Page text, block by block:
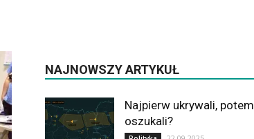
NAJNOWSZY ARTYKUŁ
Najpierw ukrywali, potem
oszukali?